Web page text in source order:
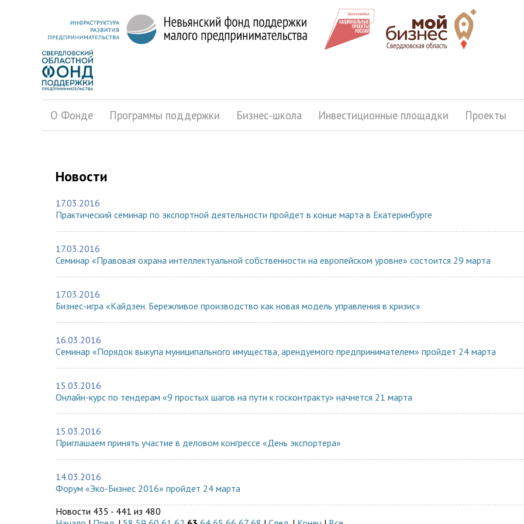
О Фонде Программы поддержки Бизнес-школа Инвестиционные площадки Проекты
Новости
17.03.2016
Практический семинар по экспортной деятельности пройдет в конце марта в Екатеринбурге
17.03.2016
Семинар «Правовая охрана интеллектуальной собственности на европейском уровне» состоится 29 марта
17.03.2016
Бизнес-игра «Кайдзен. Бережливое производство как новая модель управления в кризис»
16.03.2016
Cеминар «Порядок выкупа муниципального имущества, арендуемого предпринимателем» пройдет 24 марта
15.03.2016
Онлайн-курс по тендерам «9 простых шагов на пути к госконтракту» начнется 21 марта
15.03.2016
Приглашаем принять участие в деловом конгрессе «День экспортера»
14.03.2016
Форум «Эко-Бизнес 2016» пройдет 24 марта
Новости 435 - 441 из 480